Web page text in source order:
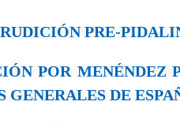
PRE-
POR MENÉNDEZ
DE